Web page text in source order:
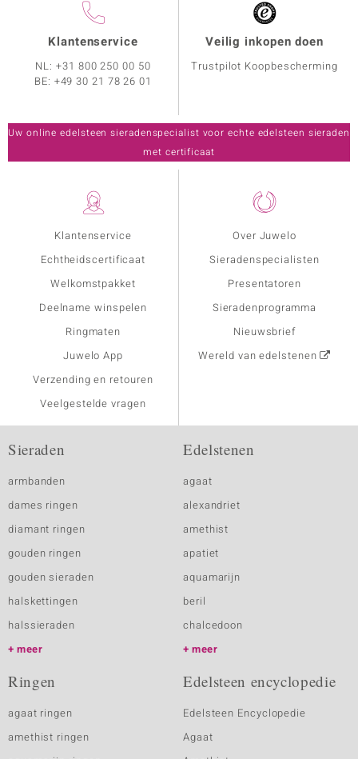
Klantenservice
Echtheidscertificaat
Welkomstpakket
Deelname winspelen
Ringmaten
Juwelo App
Verzending en retouren
Veelgestelde vragen
Over Juwelo
Sieradenspecialisten
Presentatoren
Sieradenprogramma
Nieuwsbrief
Wereld van edelstenen
Klantenservice
NL:+31 800 250 00 50
BE: +49 30 21 78 26 01
Veilig inkopen doen
Trustpilot Koopbescherming
Uw online edelsteen sieradenspecialist voor echte edelsteen sieraden
met certificaat
Sieraden
armbanden
dames ringen
diamant ringen
gouden ringen
gouden sieraden
halskettingen
halssieraden
meer
Edelstenen
agaat
alexandriet
amethist
apatiet
aquamarijn
beril
chalcedoon
meer
Ringen
agaat ringen
amethist ringen
Edelsteen encyclopedie
Edelsteen Encyclopedie
Agaat